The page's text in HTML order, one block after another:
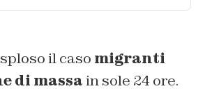
il caso migranti
di massain sole 24 ore.